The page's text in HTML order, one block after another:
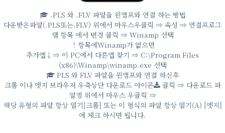
.PLS 와 .FLV 파일을 윈앰프와 연결 하는 방법
다운받은파일(.PLS또는.FLV) 위에서 마우스우클릭 ⇒ 속성 ⇒ 연결프로그
램 항목 에서 변경 클릭 ⇒ Winamp 선택
！항목에Winamp가 없으면
추가앱↓⇒ 이 PC에서 다른앱 찾기 ⇒ C:\Program Files
(x86)\Winamp\winamp.exe 선택
PLS 와 FLV 파일을 윈앰프와 연결 하신후
크롬 이나 엣지 브라우저 우측상단 다운로드 아이콘
클릭 ⇒ 다운로드 파
일명 위에서 마우스 우클릭 ⇒
해당 유형의 파일 항상 열기[크롬] 또는 이 형식의 파일 항상 열기(A) [엣지]
에 체크 하시면 됩니다.